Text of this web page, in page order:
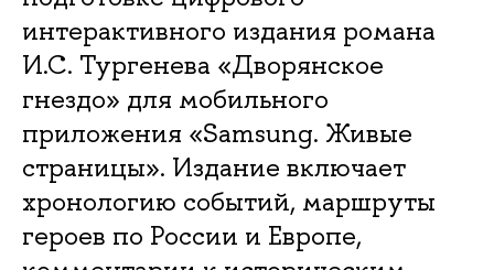
интерактивного издания романа
И.С. Тургенева «Дворянское
гнездо» для мобильного
приложения «Samsung. Живые
страницы». Издание включает
хронологию событий, маршруты
героев по России и Европе,